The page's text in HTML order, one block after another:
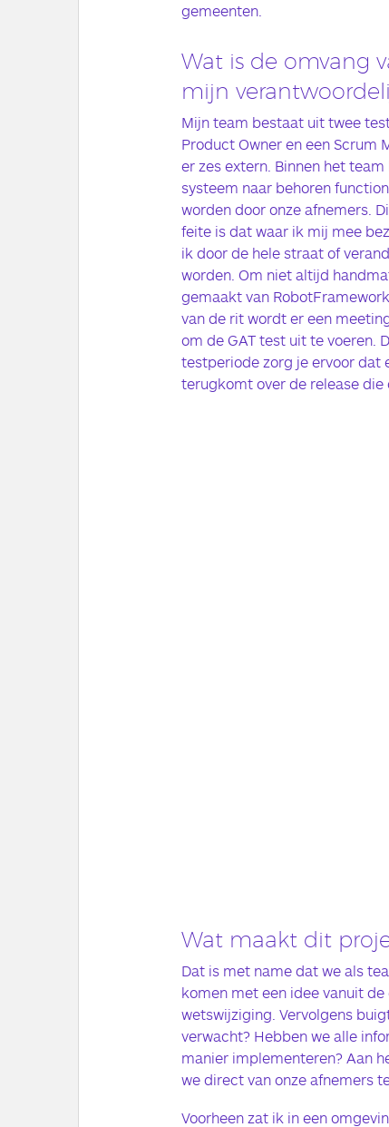
gemeenten.
Wat is de omvang
mijn
Mijn team bestaat uit twee
Product Owner en een Scrum
er zes extern. Binnen het
systeem naar behoren
worden door onze afnemers.
feite is dat waar ik mij mee
ik door de hele straat of
worden. Om niet altijd
gemaakt van
van de rit wordt er een
om de GAT test uit te voeren.
testperiode zorg je ervoor dat
terugkomt over de release
Wat maakt dit
Dat is met name dat we als
komen met een idee vanuit
wetswijziging. Vervolgens
verwacht? Hebben we alle
manier implementeren? Aan
we direct van onze afnemers
Voorheen zat ik in een